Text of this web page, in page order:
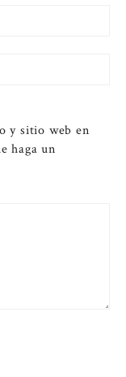
y sitio web en
haga un